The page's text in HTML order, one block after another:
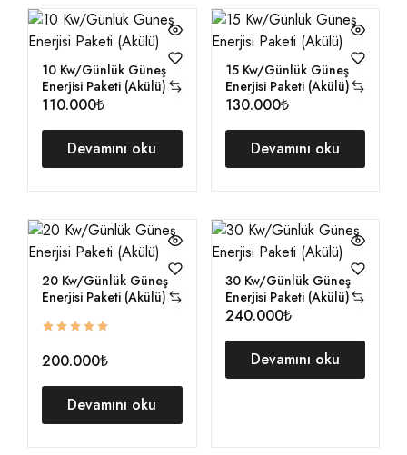
10 Kw/Günlük Güneş
Enerjisi Paketi (Akülü)
110.000₺
Devamını oku
15 Kw/Günlük Güneş
Enerjisi Paketi (Akülü)
130.000₺
Devamını oku
20 Kw/Günlük Güneş
Enerjisi Paketi (Akülü)
200.000₺
Devamını oku
30 Kw/Günlük Güneş
Enerjisi Paketi (Akülü)
240.000₺
Devamını oku